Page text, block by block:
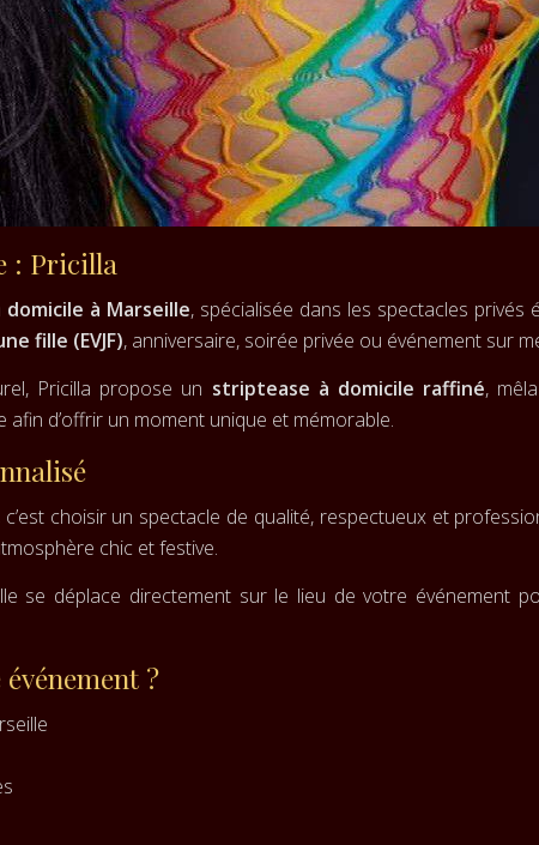
: Pricilla
à Marseille, spécialisée dans les spectacles
fille (EVJF), anniversaire, soirée privée ou événement sur
Pricilla propose un striptease à domicile raffiné,
d’offrir un moment unique et mémorable.
c’est choisir un spectacle de qualité, respectueux et
chic et festive.
se déplace directement sur le lieu de votre événement
?